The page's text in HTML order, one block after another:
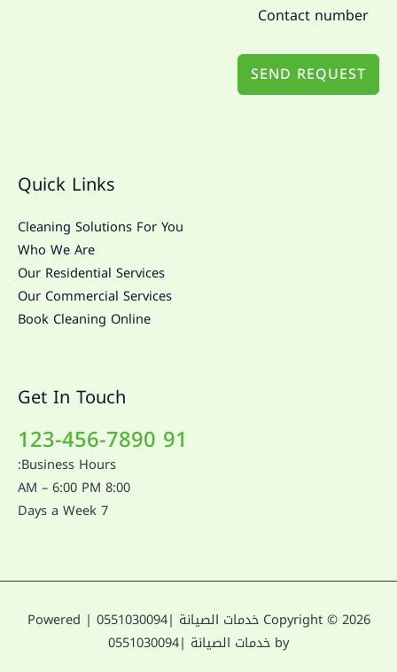
SEND REQUEST
Quick Links
Cleaning Solutions For You
Who We Are
Our Residential Services
Our Commercial Services
Book Cleaning Online
Get In Touch
91 123-456-7890
Business Hours:
8:00 AM – 6:00 PM
7 Days a Week
Copyright © 2026 خدمات الصيانة |0551030094 | Powered
by خدمات الصيانة |0551030094